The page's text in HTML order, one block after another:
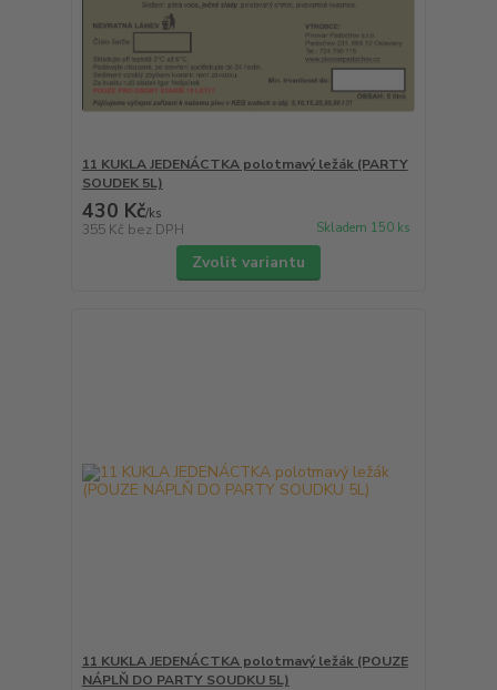
11 KUKLA JEDENÁCTKA polotmavý ležák (PARTY
SOUDEK 5L)
430 Kč/ks
355 Kč bez DPH Skladem 150 ks
Zvolit variantu
11 KUKLA JEDENÁCTKA polotmavý ležák (POUZE
NÁPLŇ DO PARTY SOUDKU 5L)